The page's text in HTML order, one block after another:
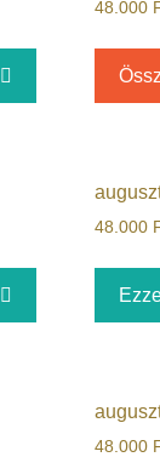
48.000
48.000
48.000